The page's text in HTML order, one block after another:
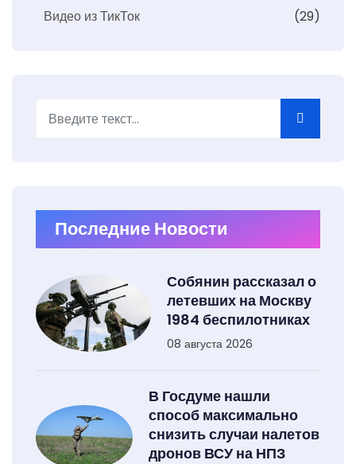
Видео из ТикТок
(29)
Последние Новости
Собянин рассказал о
летевших на Москву
1984 беспилотниках
08 августа 2026
В Госдуме нашли
способ максимально
снизить случаи налетов
дронов ВСУ на НПЗ